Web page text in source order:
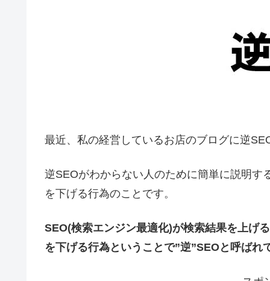
最近、私の経営しているお店のブログに逆
逆SEOがわからない人のために簡単に説明
を下げる行為のことです。
SEO(検索エンジン最適化)が検索結果を上げ
を下げる行為ということで”逆”SEOと呼ばれ